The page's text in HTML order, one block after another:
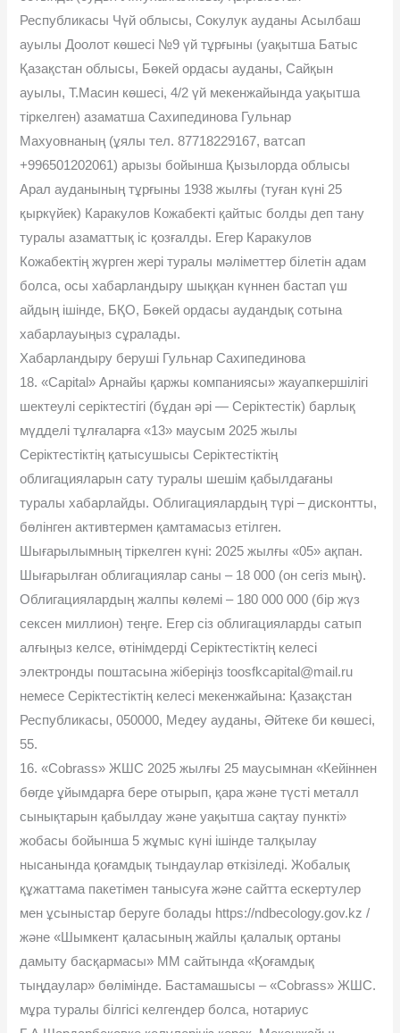
Республикасы Чүй облысы, Сокулук ауданы Асылбаш
ауылы Доолот көшесі №9 үй тұрғыны (уақытша Батыс
Қазақстан облысы, Бөкей ордасы ауданы, Сайқын
ауылы, Т.Масин көшесі, 4/2 үй мекенжайында уақытша
тіркелген) азаматша Сахипединова Гульнар
Махуовнаның (ұялы тел. 87718229167, ватсап
+996501202061) арызы бойынша Қызылорда облысы
Арал ауданының тұрғыны 1938 жылғы (туған күні 25
қыркүйек) Каракулов Кожабектi қайтыс болды деп тану
туралы азаматтық іс қозғалды. Егер Каракулов
Кожабектiң жүрген жерi туралы мəлiметтер білетін адам
болса, осы хабарландыру шыққан күннен бастап үш
айдың iшiнде, БҚО, Бөкей ордасы аудандық сотына
хабарлауыңыз сұралады.
Хабарландыру беруші Гульнар Сахипединова
18. «Capital» Арнайы қаржы компаниясы» жауапкершiлiгi
шектеулi серiктестiгi (бұдан əрі — Серіктестік) барлық
мүдделі тұлғаларға «13» маусым 2025 жылы
Серіктестіктің қатысушысы Серіктестіктің
облигацияларын сату туралы шешім қабылдағаны
туралы хабарлайды. Облигациялардың түрі – дисконтты,
бөлінген активтермен қамтамасыз етілген.
Шығарылымның тіркелген күні: 2025 жылғы «05» ақпан.
Шығарылған облигациялар саны – 18 000 (он сегіз мың).
Облигациялардың жалпы көлемі – 180 000 000 (бір жүз
сексен миллион) теңге. Егер сіз облигацияларды сатып
алғыңыз келсе, өтінімдерді Серіктестіктің келесі
электронды поштасына жіберіңіз toosfkcapital@mail.ru
немесе Серіктестіктің келесі мекенжайына: Қазақстан
Республикасы, 050000, Медеу ауданы, Əйтеке би көшесі,
55.
16. «Cobrass» ЖШС 2025 жылғы 25 маусымнан «Кейіннен
бөгде ұйымдарға бере отырып, қара жəне түсті металл
сынықтарын қабылдау жəне уақытша сақтау пункті»
жобасы бойынша 5 жұмыс күні ішінде талқылау
нысанында қоғамдық тындаулар өткізіледі. Жобалық
құжаттама пакетімен танысуға жəне сайтта ескертулер
мен ұсыныстар беруге болады https://ndbecology.gov.kz /
жəне «Шымкент қаласының жайлы қалалық ортаны
дамыту басқармасы» ММ сайтында «Қоғамдық
тыңдаулар» бөлімінде. Бастамашысы – «Cobrass» ЖШС.
мұра туралы білгісі келгендер болса, нотариус